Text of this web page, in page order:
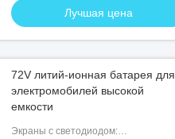
Лучшая цена
72V литий-ионная батарея для
электромобилей высокой
емкости
Экраны с светодиодом: